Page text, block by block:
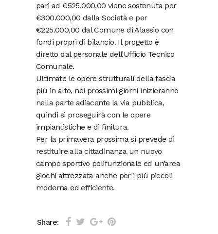
pari ad €525.000,00 viene sostenuta per
€300.000,00 dalla Società e per
€225.000,00 dal Comune di Alassio con
fondi propri di bilancio. Il progetto è
diretto dal personale dell’Ufficio Tecnico
Comunale.
Ultimate le opere strutturali della fascia
più in alto, nei prossimi giorni inizieranno
nella parte adiacente la via pubblica,
quindi si proseguirà con le opere
impiantistiche e di finitura.
Per la primavera prossima si prevede di
restituire alla cittadinanza un nuovo
campo sportivo polifunzionale ed un’area
giochi attrezzata anche per i più piccoli
moderna ed efficiente.
Share: